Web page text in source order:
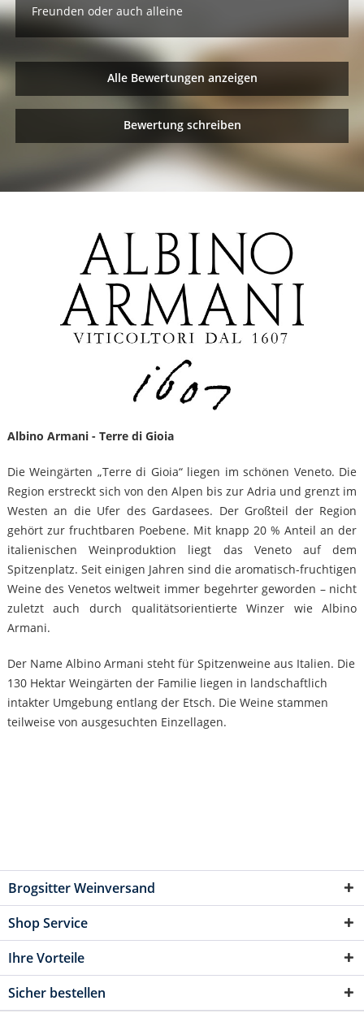
Freunden oder auch alleine
Alle Bewertungen anzeigen
Bewertung schreiben
Albino Armani - Terre di Gioia
Die Weingärten „Terre di Gioia“ liegen im schönen Veneto. Die
Region erstreckt sich von den Alpen bis zur Adria und grenzt im
Westen an die Ufer des Gardasees. Der Großteil der Region
gehört zur fruchtbaren Poebene. Mit knapp 20 % Anteil an der
italienischen Weinproduktion liegt das Veneto auf dem
Spitzenplatz. Seit einigen Jahren sind die aromatisch-fruchtigen
Weine des Venetos weltweit immer begehrter geworden – nicht
zuletzt auch durch qualitätsorientierte Winzer wie Albino
Armani.
Der Name Albino Armani steht für Spitzenweine aus Italien. Die
130 Hektar Weingärten der Familie liegen in landschaftlich
intakter Umgebung entlang der Etsch. Die Weine stammen
teilweise von ausgesuchten Einzellagen.
Brogsitter Weinversand
Shop Service
Ihre Vorteile
Sicher bestellen